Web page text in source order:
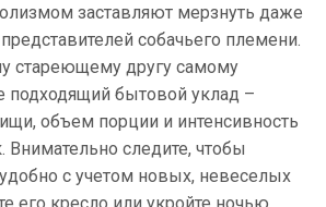
заставляют мерзнуть даже
собачьего племени.
стареющему другу самому
подходящий бытовой уклад –
объем порции и интенсивность
Внимательно следите, чтобы
с учетом новых, невеселых
его кресло или укройте ночью